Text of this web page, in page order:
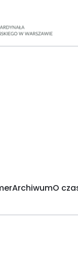
ArchiwumO